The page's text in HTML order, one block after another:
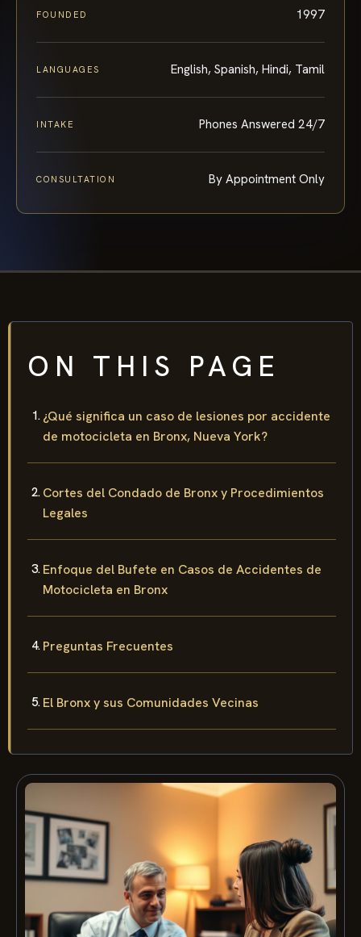
FOUNDED 1997
LANGUAGES English, Spanish, Hindi, Tamil
INTAKE Phones Answered 24/7
CONSULTATION By Appointment Only
ON THIS PAGE
¿Qué significa un caso de lesiones por accidente
de motocicleta en Bronx, Nueva York?
Cortes del Condado de Bronx y Procedimientos
Legales
Enfoque del Bufete en Casos de Accidentes de
Motocicleta en Bronx
Preguntas Frecuentes
El Bronx y sus Comunidades Vecinas